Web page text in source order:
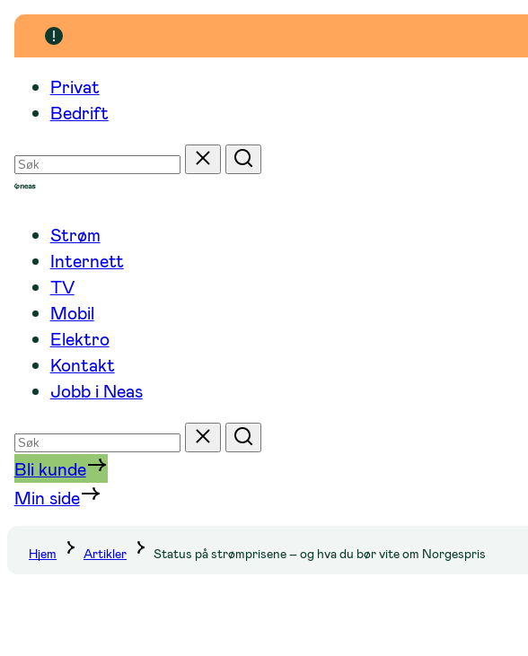
Hopp
Privat
Bedrift
Søk
etter
Tilbakestill
Søk
Strøm
Internett
TV
Mobil
Elektro
Kontakt
Jobb i Neas
Søk
etter
Tilbakestill
Søk
Bli kunde
Min side
Hjem Artikler Status på strømprisene – og hva du bør vite om Norgespris